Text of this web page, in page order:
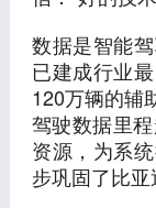
数据是智能
已建成行业
120万辆的辅
驾驶数据里
资源，为系
步巩固了比亚